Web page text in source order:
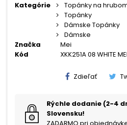
Kategórie
Topánky na
Topánky
Dámske Topánky
Dámske
Značka
Mei
Kód
XKK251A 08 WHITE
Zdieľať
Rýchle dodanie (2-4
Slovensku!